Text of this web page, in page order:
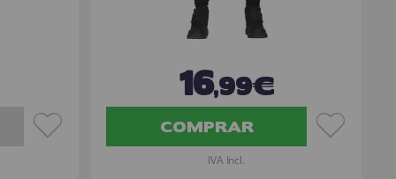
16,99€
COMPRAR
IVA Incl.